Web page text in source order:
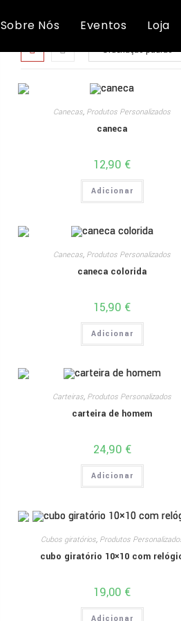
Sobre Nós Eventos Loja
Produtos
Canecas, Produtos Personalizados
caneca
12,90 €
Adicionar
Canecas, Produtos Personalizados
caneca colorida
15,90 €
Adicionar
Carteiras, Produtos Personalizados
carteira de homem
24,90 €
Adicionar
Cubos giratórios, Produtos
cubo giratório 10×10 com
19,00 €
Adicionar